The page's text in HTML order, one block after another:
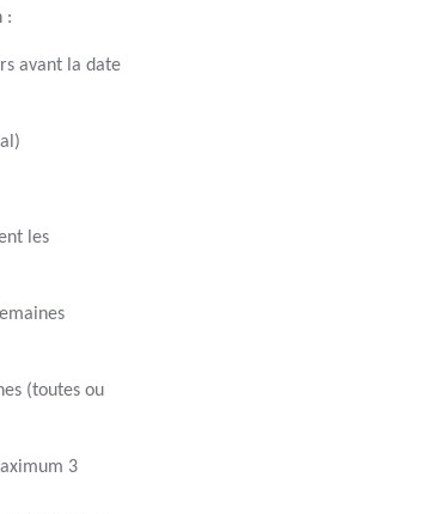
:
avant la date
les
(toutes ou
3